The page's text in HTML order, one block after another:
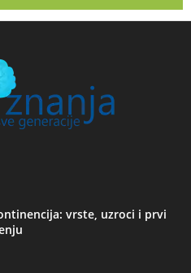
vrste, uzroci i prvi